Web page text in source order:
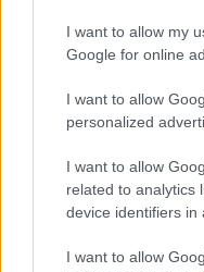
I want to allow my
Google for online
I want to allow
personalized
I want to allow
related to analytics
device identifiers in
I want to allow
Támogatás